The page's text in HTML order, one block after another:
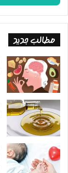
وارد
کنید
مطالب جدید